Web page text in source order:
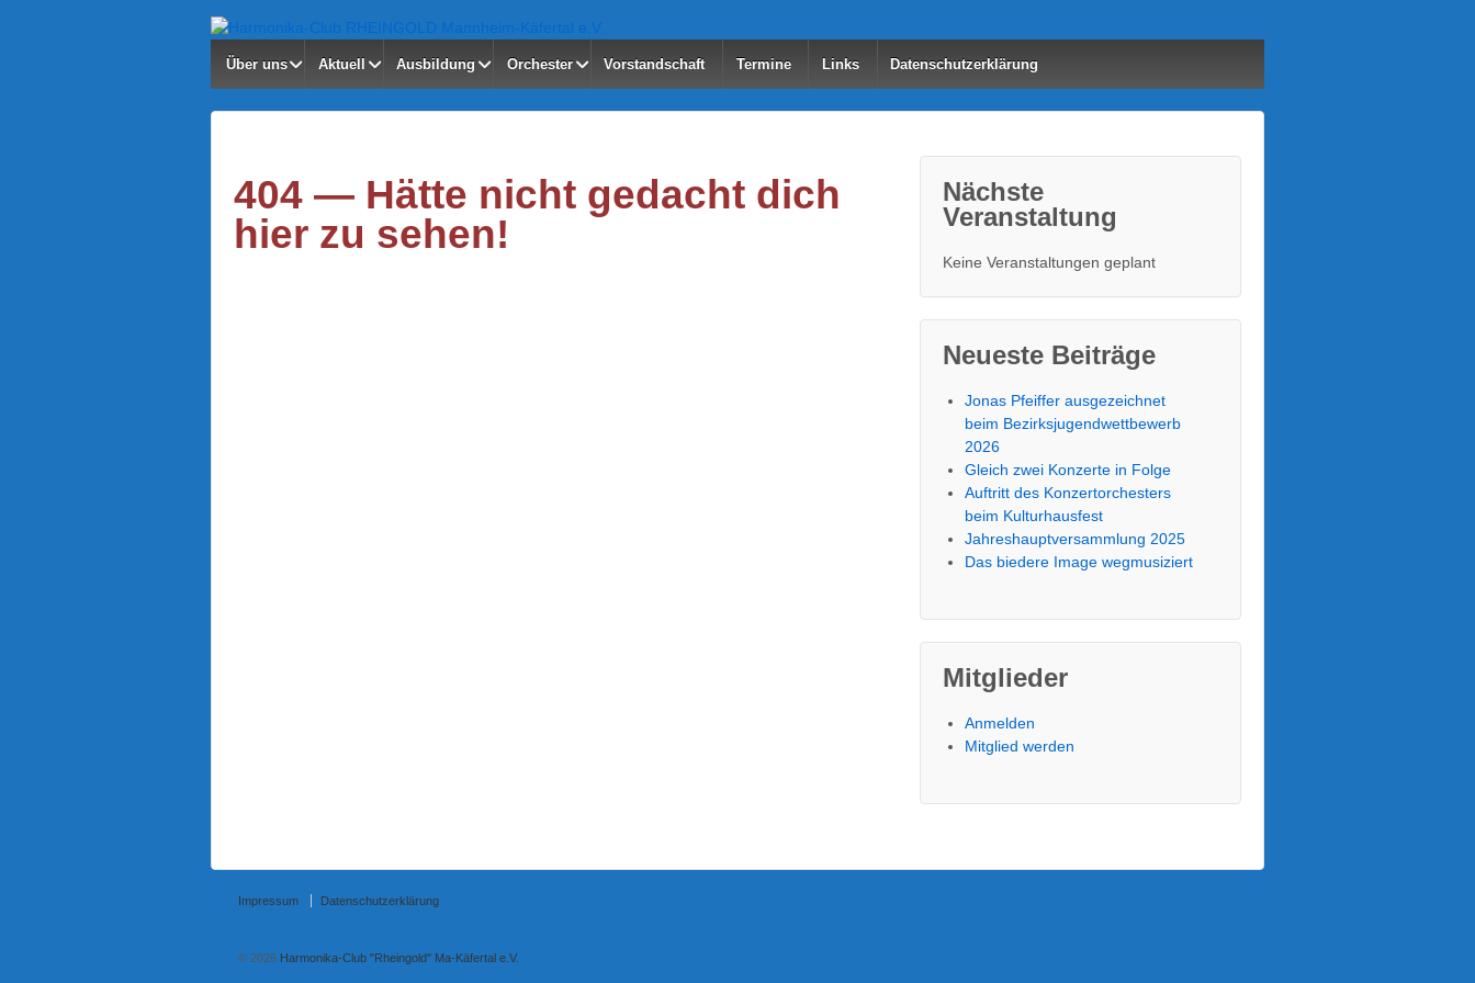
Über uns Aktuell Ausbildung Orchester Vorstandschaft Termine Links Datenschutzerklärung
404 — Hätte nicht gedacht dich
hier zu sehen!
Nächste
Veranstaltung
Keine Veranstaltungen geplant
Neueste Beiträge
Jonas Pfeiffer ausgezeichnet
beim Bezirksjugendwettbewerb
2026
Gleich zwei Konzerte in Folge
Auftritt des Konzertorchesters
beim Kulturhausfest
Jahreshauptversammlung 2025
Das biedere Image wegmusiziert
Mitglieder
Anmelden
Mitglied werden
Impressum Datenschutzerklärung
© 2026 Harmonika-Club "Rheingold" Ma-Käfertal e.V.